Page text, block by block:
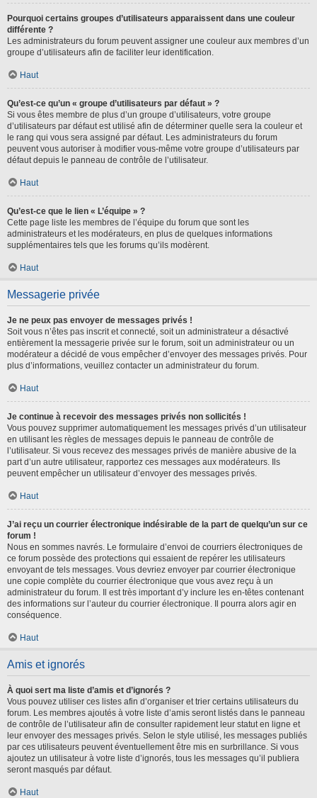
Pourquoi certains groupes d’utilisateurs apparaissent dans une couleur
différente ?
Les administrateurs du forum peuvent assigner une couleur aux membres d’un
groupe d’utilisateurs afin de faciliter leur identification.
Haut
Qu’est-ce qu’un « groupe d’utilisateurs par défaut » ?
Si vous êtes membre de plus d’un groupe d’utilisateurs, votre groupe
d’utilisateurs par défaut est utilisé afin de déterminer quelle sera la couleur et
le rang qui vous sera assigné par défaut. Les administrateurs du forum
peuvent vous autoriser à modifier vous-même votre groupe d’utilisateurs par
défaut depuis le panneau de contrôle de l’utilisateur.
Haut
Qu’est-ce que le lien « L’équipe » ?
Cette page liste les membres de l’équipe du forum que sont les
administrateurs et les modérateurs, en plus de quelques informations
supplémentaires tels que les forums qu’ils modèrent.
Haut
Messagerie privée
Je ne peux pas envoyer de messages privés !
Soit vous n’êtes pas inscrit et connecté, soit un administrateur a désactivé
entièrement la messagerie privée sur le forum, soit un administrateur ou un
modérateur a décidé de vous empêcher d’envoyer des messages privés. Pour
plus d’informations, veuillez contacter un administrateur du forum.
Haut
Je continue à recevoir des messages privés non sollicités !
Vous pouvez supprimer automatiquement les messages privés d’un utilisateur
en utilisant les règles de messages depuis le panneau de contrôle de
l’utilisateur. Si vous recevez des messages privés de manière abusive de la
part d’un autre utilisateur, rapportez ces messages aux modérateurs. Ils
peuvent empêcher un utilisateur d’envoyer des messages privés.
Haut
J’ai reçu un courrier électronique indésirable de la part de quelqu’un sur ce
forum !
Nous en sommes navrés. Le formulaire d’envoi de courriers électroniques de
ce forum possède des protections qui essaient de repérer les utilisateurs
envoyant de tels messages. Vous devriez envoyer par courrier électronique
une copie complète du courrier électronique que vous avez reçu à un
administrateur du forum. Il est très important d’y inclure les en-têtes contenant
des informations sur l’auteur du courrier électronique. Il pourra alors agir en
conséquence.
Haut
Amis et ignorés
À quoi sert ma liste d’amis et d’ignorés ?
Vous pouvez utiliser ces listes afin d’organiser et trier certains utilisateurs du
forum. Les membres ajoutés à votre liste d’amis seront listés dans le panneau
de contrôle de l’utilisateur afin de consulter rapidement leur statut en ligne et
leur envoyer des messages privés. Selon le style utilisé, les messages publiés
par ces utilisateurs peuvent éventuellement être mis en surbrillance. Si vous
ajoutez un utilisateur à votre liste d’ignorés, tous les messages qu’il publiera
seront masqués par défaut.
Haut